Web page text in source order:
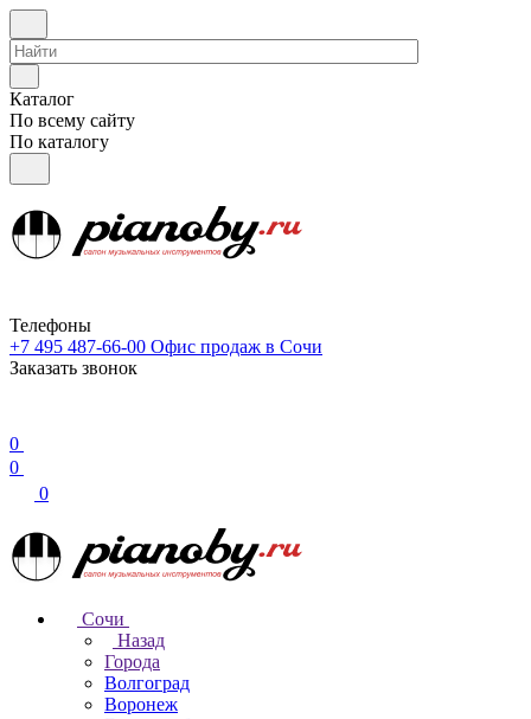
Каталог
По всему сайту
По каталогу
Телефоны
+7 495 487-66-00 Офис продаж в Сочи
Заказать звонок
0
0
0
Сочи
Назад
Города
Волгоград
Воронеж